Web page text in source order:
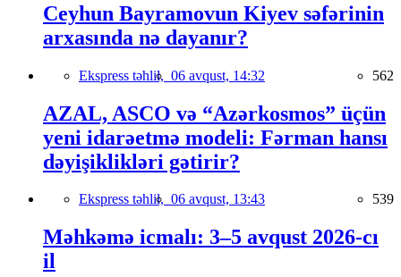
Ceyhun Bayramovun Kiyev səfərinin
arxasında nə dayanır?
Ekspress təhlil, 06 avqust, 14:32 562
AZAL, ASCO və “Azərkosmos” üçün
yeni idarəetmə modeli: Fərman hansı
dəyişiklikləri gətirir?
Ekspress təhlil, 06 avqust, 13:43 539
Məhkəmə icmalı: 3–5 avqust 2026-cı
il